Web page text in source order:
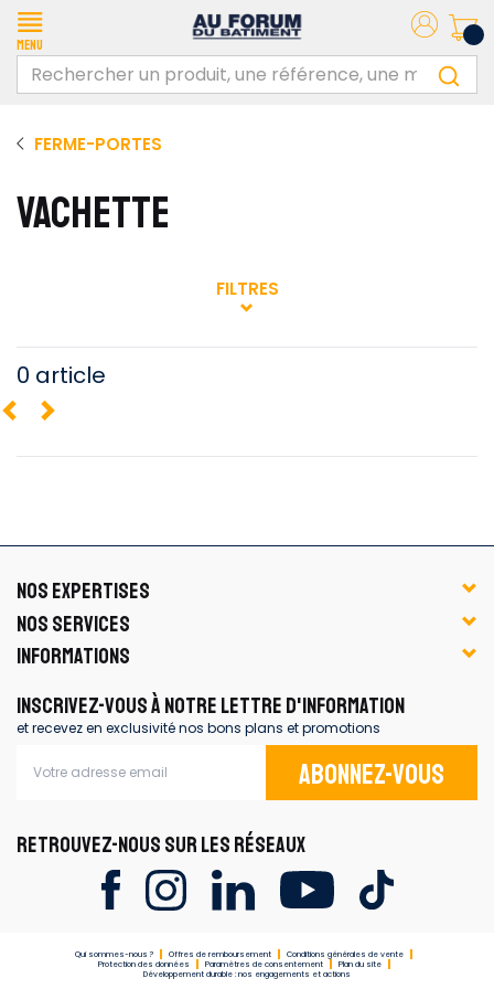
Menu
FERME-PORTES
VACHETTE
FILTRES
0 article
NOS EXPERTISES
NOS SERVICES
INFORMATIONS
INSCRIVEZ-VOUS À NOTRE LETTRE D'INFORMATION
et recevez en exclusivité nos bons plans et promotions
Abonnez-vous
RETROUVEZ-NOUS SUR LES RÉSEAUX
Qui sommes-nous ? Offres de remboursement
Conditions générales de vente
Protection des données
Paramètres de consentement
Plan du site
Développement durable : nos engagements et actions